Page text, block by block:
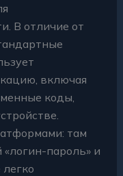
В отличие от
включая
коды,
там
«логин-пароль» и